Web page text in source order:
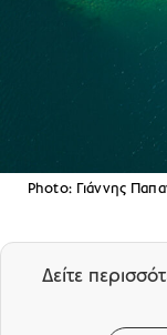
Photo: Γιάννης
Δείτε